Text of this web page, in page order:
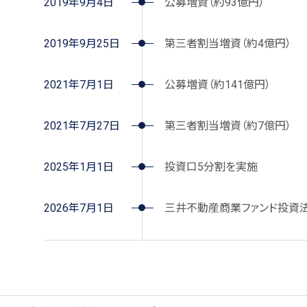
2019年9月25日 第三者割当増資（約4億円）
2021年7月1日 公募増資（約141億円）
2021年7月27日 第三者割当増資（約7億円）
2025年1月1日 投資口5分割を実施
2026年7月1日 三井不動産商業ファンド投資